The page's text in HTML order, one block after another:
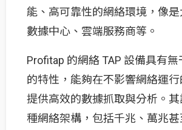
能、高可靠性的網絡環境，像是
數據中心、雲端服務商等。
Profitap 的網絡 TAP 設備具有
的特性，能夠在不影響網絡運行
提供高效的數據抓取與分析。
種網絡架構，包括千兆、萬兆